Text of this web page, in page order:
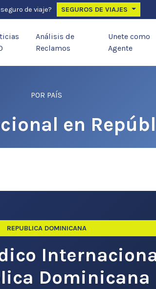
de viaje? SEGUROS DE VIAJES
Análisis de
Reclamos
Unete como
Agente
POR PAÍS
en
REPUBLICA DOMINICANA
Dominicana